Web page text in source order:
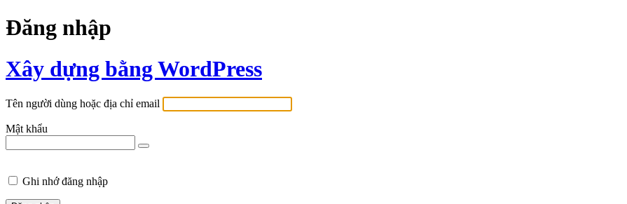
Đăng nhập
Xây dựng bằng WordPress
Tên người dùng hoặc địa chỉ email
Mật khẩu
Ghi nhớ đăng nhập